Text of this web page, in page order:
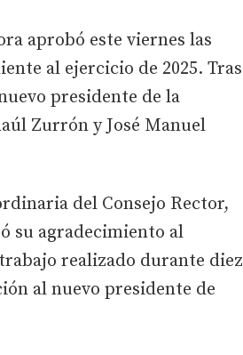
aprobó este viernes las
al ejercicio de 2025. Tras
presidente de la
Zurrón y José Manuel
del Consejo Rector,
su agradecimiento al
realizado durante diez
al nuevo presidente de